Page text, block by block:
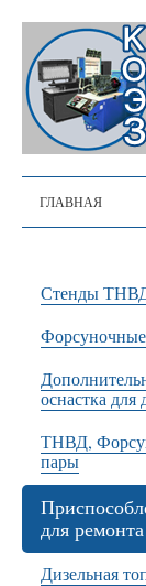
ГЛАВНАЯ
Стенды
оснастка
ТНВД,
пары
для
Дизельная